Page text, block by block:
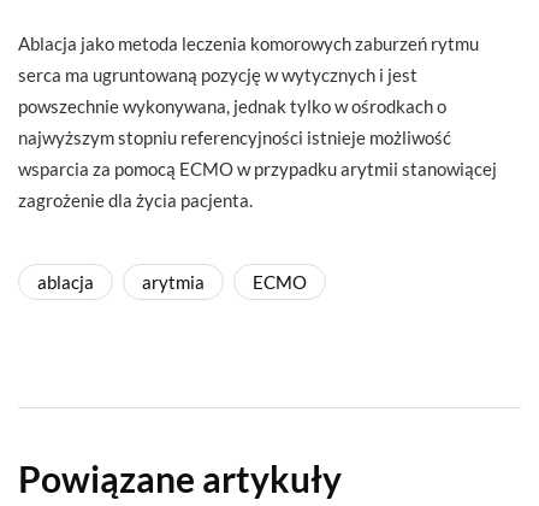
Ablacja jako metoda leczenia komorowych zaburzeń rytmu
serca ma ugruntowaną pozycję w wytycznych i jest
powszechnie wykonywana, jednak tylko w ośrodkach o
najwyższym stopniu referencyjności istnieje możliwość
wsparcia za pomocą ECMO w przypadku arytmii stanowiącej
zagrożenie dla życia pacjenta.
ablacja arytmia ECMO
Powiązane artykuły